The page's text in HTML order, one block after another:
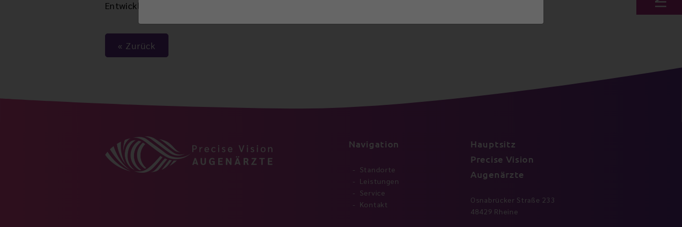
Entwicklung und Forschung.
Zurück
Navigation
Standorte
Leistungen
Service
Kontakt
Hauptsitz
Precise Vision
Augenärzte
Osnabrücker Straße 233
48429 Rheine